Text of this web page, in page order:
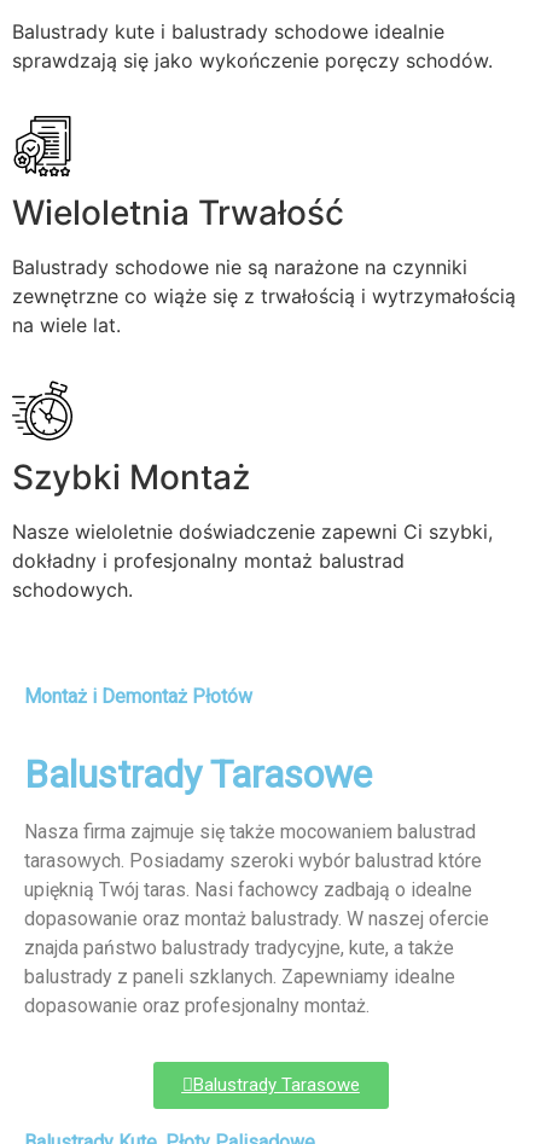
Balustrady kute i balustrady schodowe idealnie
sprawdzają się jako wykończenie poręczy schodów.
Wieloletnia Trwałość
Balustrady schodowe nie są narażone na czynniki
zewnętrzne co wiąże się z trwałością i wytrzymałością
na wiele lat.
Szybki Montaż
Nasze wieloletnie doświadczenie zapewni Ci szybki,
dokładny i profesjonalny montaż balustrad
schodowych.
Montaż i Demontaż Płotów
Balustrady Tarasowe
Nasza firma zajmuje się także mocowaniem balustrad
tarasowych. Posiadamy szeroki wybór balustrad które
upięknią Twój taras. Nasi fachowcy zadbają o idealne
dopasowanie oraz montaż balustrady. W naszej ofercie
znajda państwo balustrady tradycyjne, kute, a także
balustrady z paneli szklanych. Zapewniamy idealne
dopasowanie oraz profesjonalny montaż.
Balustrady Tarasowe